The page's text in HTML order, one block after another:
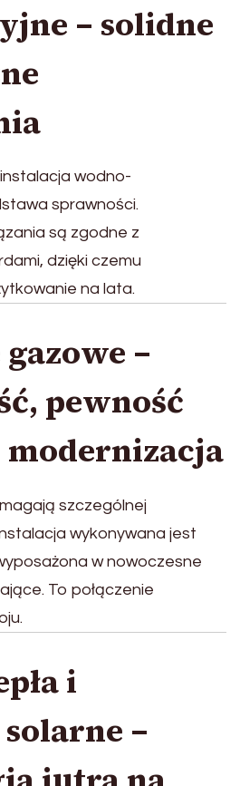
– solidne
wodno-
sprawności.
są zgodne z
dzięki czemu
na lata.
–
pewność
modernizacja
szczególnej
wykonywana jest
w nowoczesne
To połączenie
i
–